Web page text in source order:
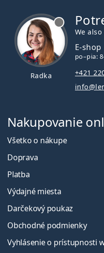
Radka
We
E-shop
po–pia:
+421
Nakupovanie
Všetko o nákupe
Doprava
Platba
Výdajné miesta
Darčekový poukaz
Obchodné podmienky
Vyhlásenie o prístupnosti